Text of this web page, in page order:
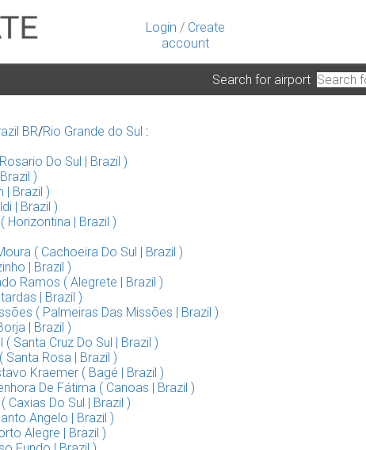
Login / Create
account
Search for airport
BR/Rio Grande do Sul :
Do Sul | Brazil )
)
| Brazil )
| Brazil )
Horizontina | Brazil )
( Cachoeira Do Sul | Brazil )
| Brazil )
Ramos ( Alegrete | Brazil )
| Brazil )
( Palmeiras Das Missões | Brazil )
| Brazil )
( Santa Cruz Do Sul | Brazil )
Santa Rosa | Brazil )
Kraemer ( Bagé | Brazil )
De Fátima ( Canoas | Brazil )
Caxias Do Sul | Brazil )
Angelo | Brazil )
Alegre | Brazil )